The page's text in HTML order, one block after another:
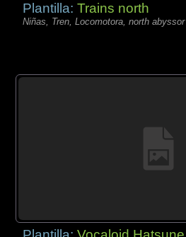
Plantilla:Trains north
Niñas, Tren, Locomotora, north abyssor